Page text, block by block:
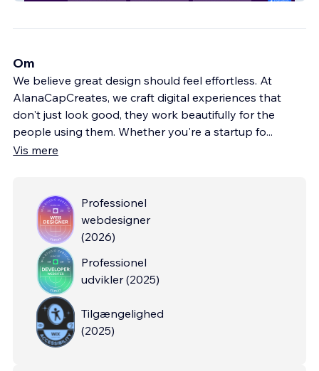
Om
We believe great design should feel effortless. At
AlanaCapCreates, we craft digital experiences that
don't just look good, they work beautifully for the
people using them. Whether you're a startup fo...
Vis mere
Professionel
webdesigner
(2026)
Professionel
udvikler (2025)
Tilgængelighed
(2025)